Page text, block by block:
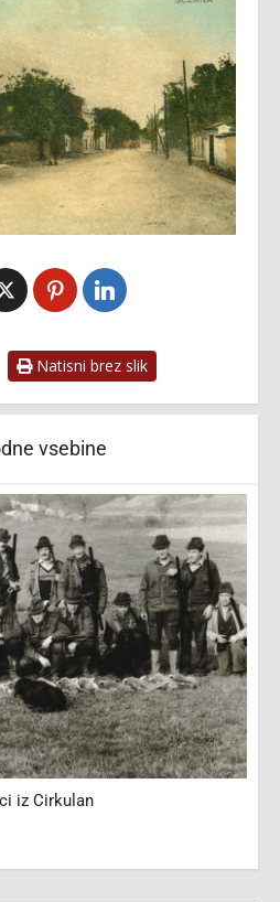
Natisni brez slik
vsebine
iz Cirkulan